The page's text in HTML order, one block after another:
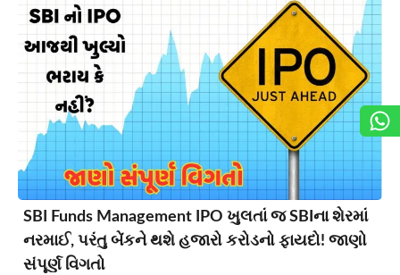
SBI Funds Management IPO ખુલતાં જ SBIના શેરમાં
નરમાઈ, પરંતુ બેંકને થશે હજારો કરોડનો ફાયદો! જાણો
સંપૂર્ણ વિગતો